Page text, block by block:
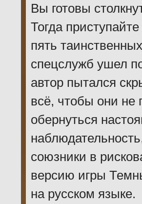
Вы готовы
Тогда
пять
спецслужб ушел
автор пытался
всё, чтобы они не
обернуться
союзники в
версию игры
на русском языке.